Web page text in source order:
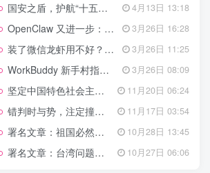
国安之盾，护航“十五五”新征程 4月13日 13:18
OpenClaw 又进一步：微信直连+安全检测+版本切换 3月26日 16:28
装了微信龙虾用不好？3步让你轻松指挥AI干活！ 3月26日 11:25
WorkBuddy 新手村指南：10 个核心技巧帮你解锁满级虾🦞！ 3月26日 08:09
坚定中国特色社会主义法治的政治定力 11月20日 06:24
错判时与势，注定撞南墙 11月17日 03:54
署名文章：祖国必然统一势不可挡 10月28日 13:45
署名文章：台湾问题的由来和性质 10月27日 06:06
管理网站时如何提高百度权重？ 11月9日 15:44
以教为学
知识拓展
199篇文章
国安之盾，护航“十五五”新征程 4月13日 13:18